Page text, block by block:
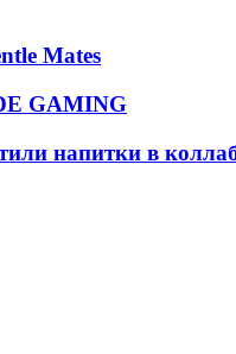
Mates
GAMING
напитки в